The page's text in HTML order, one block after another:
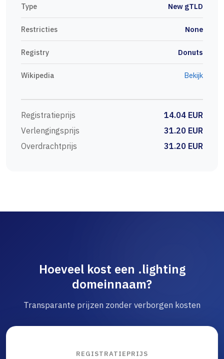
Type New gTLD
Restricties None
Registry Donuts
Wikipedia Bekijk
Registratieprijs
14.04 EUR
Verlengingsprijs
31.20 EUR
Overdrachtprijs
31.20 EUR
Hoeveel kost een .lighting
domeinnaam?
Transparante prijzen zonder verborgen kosten
REGISTRATIEPRIJS